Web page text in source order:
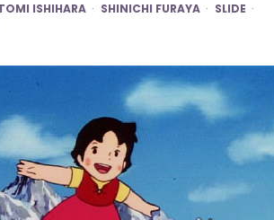
ISHIHARA SHINICHI FURAYA
SLIDE